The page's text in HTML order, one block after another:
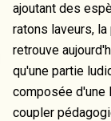
ajoutant des
ratons laveurs,
retrouve
qu'une partie
composée d'une
coupler